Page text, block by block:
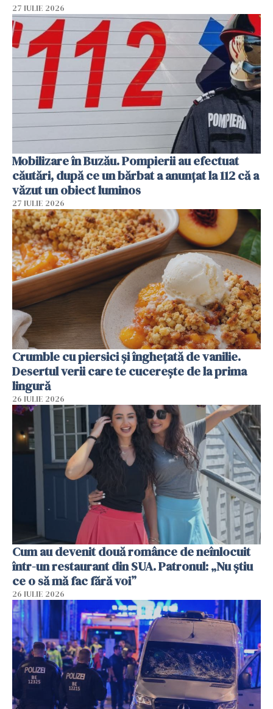
27 IULIE 2026
Mobilizare în Buzău. Pompierii au efectuat
căutări, după ce un bărbat a anunțat la 112 că a
văzut un obiect luminos
27 IULIE 2026
Crumble cu piersici și înghețată de vanilie.
Desertul verii care te cucerește de la prima
lingură
26 IULIE 2026
Cum au devenit două românce de neînlocuit
într-un restaurant din SUA. Patronul: „Nu știu
ce o să mă fac fără voi”
26 IULIE 2026